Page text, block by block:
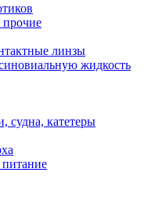
прочие
линзы
жидкость
судна, катетеры
питание